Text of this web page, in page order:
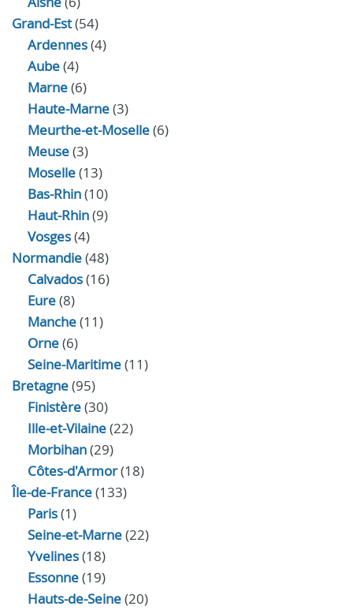
Grand-Est(54)
Ardennes(4)
Aube(4)
Marne(6)
Haute-Marne(3)
Meurthe-et-Moselle(6)
Meuse(3)
Moselle(13)
Bas-Rhin(10)
Haut-Rhin(9)
Vosges(4)
Normandie(48)
Calvados(16)
Eure(8)
Manche(11)
Orne(6)
Seine-Maritime(11)
Bretagne(95)
Finistère(30)
Ille-et-Vilaine(22)
Morbihan(29)
Côtes-d'Armor(18)
Île-de-France(133)
Paris(1)
Seine-et-Marne(22)
Yvelines(18)
Essonne(19)
Hauts-de-Seine(20)